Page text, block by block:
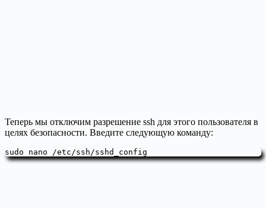
Теперь мы отключим разрешение ssh для этого пользователя в
целях безопасности. Введите следующую команду:
sudo nano /etc/ssh/sshd_config